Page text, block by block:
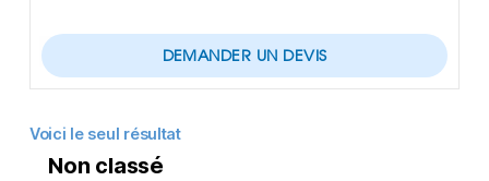
DEMANDER UN DEVIS
Voici le seul résultat
Non classé